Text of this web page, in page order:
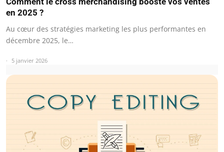
en 2025 ?
Au cœur des stratégies marketing les plus performantes en
décembre 2025, le…
5 janvier 2026